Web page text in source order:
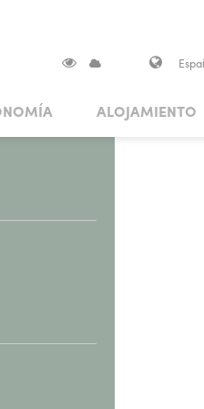
TRADICIÓN Y ARTESANÍA
ALOJAMIENTO